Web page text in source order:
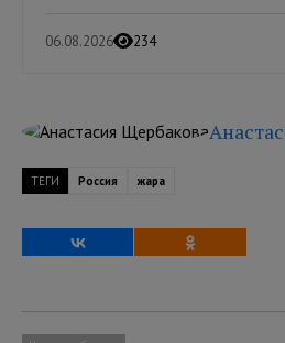
06.08.2026 234
ТЕГИ Россия жара